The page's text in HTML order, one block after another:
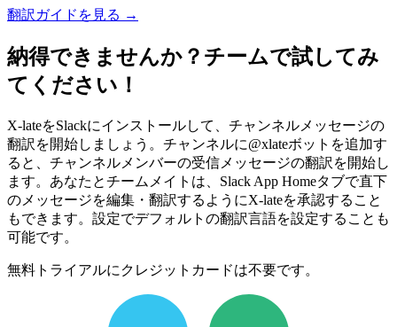
翻訳ガイドを見る →
納得できませんか？チームで試してみ
てください！
X-lateをSlackにインストールして、チャンネルメッセージの
翻訳を開始しましょう。チャンネルに@xlateボットを追加す
ると、チャンネルメンバーの受信メッセージの翻訳を開始し
ます。あなたとチームメイトは、Slack App Homeタブで直下
のメッセージを編集・翻訳するようにX-lateを承認すること
もできます。設定でデフォルトの翻訳言語を設定することも
可能です。
無料トライアルにクレジットカードは不要です。